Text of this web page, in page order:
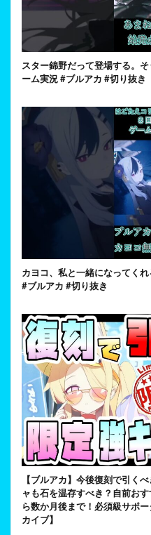
スター錦野だって登場する。
ーム実況 #ブルアカ #切り抜き
カヨコ、私と一緒になってく
#ブルアカ #切り抜き
【ブルアカ】今後復刻で引く
ャも石を温存すべき？自前お
ら数か月後まで！必須級サポ
カイブ】